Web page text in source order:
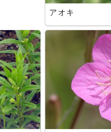
アオキ